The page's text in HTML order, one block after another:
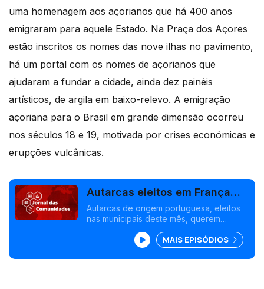
uma homenagem aos açorianos que há 400 anos
emigraram para aquele Estado. Na Praça dos Açores
estão inscritos os nomes das nove ilhas no pavimento,
há um portal com os nomes de açorianos que
ajudaram a fundar a cidade, ainda dez painéis
artísticos, de argila em baixo-relevo. A emigração
açoriana para o Brasil em grande dimensão ocorreu
nos séculos 18 e 19, motivada por crises económicas e
erupções vulcânicas.
Autarcas eleitos em França
querem apostar no ensino de
português
Autarcas de origem portuguesa, eleitos
nas municipais deste mês, querem
há comunidades relevantes. Minas Gerais
acolhe Encontro do Associativismo Luso-
brasileiro.
MAIS EPISÓDIOS